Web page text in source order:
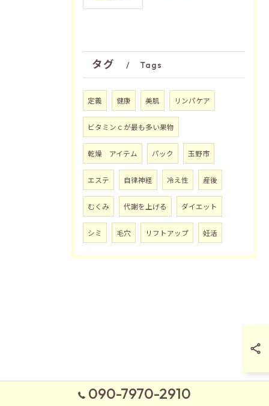
タグ Tags
定義 健康 美肌 リンパケア
ビタミンｃが最も多い果物
乾燥 アイテム パック 玉野市
エステ 自律神経 冷え性 産後
むくみ 代謝を上げる ダイエット
シミ 毛穴 リフトアップ 妊活
090-7970-2910